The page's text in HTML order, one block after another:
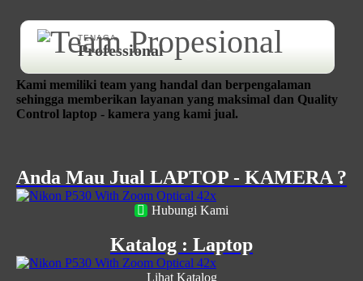
TENAGA
Professional
Kami memiliki team yang handal dan berpengalaman
sehingga memberikan layanan yang maksimal dan Quality
Control laptop - kamera yang kami jual.
Anda Mau Jual LAPTOP - KAMERA ?
Hubungi Kami
Katalog : Laptop
Lihat Katalog